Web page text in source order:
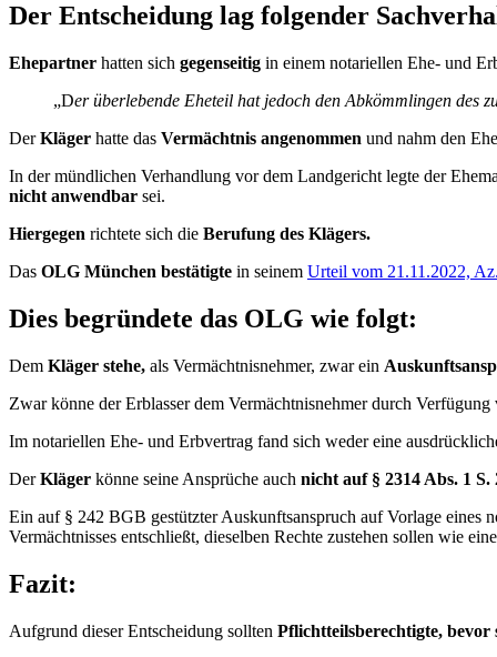
Der Entscheidung lag folgender
Ehepartner hatten sich gegenseitig in einem notariellen Ehe- und
„Der überlebende Eheteil hat jedoch den Abkömmlingen des
DerKläger hatte das Vermächtnis angenommen und nahm den
In der mündlichen Verhandlung vor dem Landgericht legte der
nicht anwendbar sei.
Hiergegen richtete sich die Berufung des Klägers.
Das OLG München bestätigte in seinem Urteil vom 21.11.2022,
Dies begründete das OLG wie folgt:
Dem Kläger stehe, als Vermächtnisnehmer, zwar ein
Zwar könne der Erblasser dem Vermächtnisnehmer durch
Im notariellen Ehe- und Erbvertrag fand sich weder eine
DerKläger könne seine Ansprüche auch nicht auf § 2314 Abs. 1 S.
Ein auf § 242 BGB gestützter Auskunftsanspruch auf Vorlage eines
Vermächtnisses entschließt, dieselben Rechte zustehen sollen wie
Fazit:
Aufgrund dieser Entscheidung sollten Pflichtteilsberechtigte, bevor